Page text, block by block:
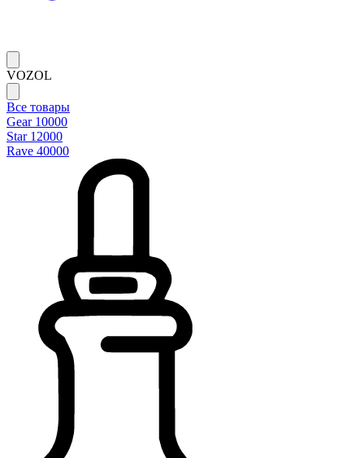
VOZOL
Все товары
Gear 10000
Star 12000
Rave 40000